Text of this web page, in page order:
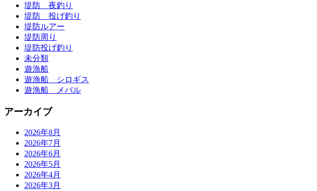
堤防 夜釣り
堤防 投げ釣り
堤防ルアー
堤防周り
堤防投げ釣り
未分類
遊漁船
遊漁船 シロギス
遊漁船 メバル
アーカイブ
2026年8月
2026年7月
2026年6月
2026年5月
2026年4月
2026年3月